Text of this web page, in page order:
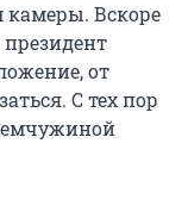
камеры. Вскоре
от
С тех пор